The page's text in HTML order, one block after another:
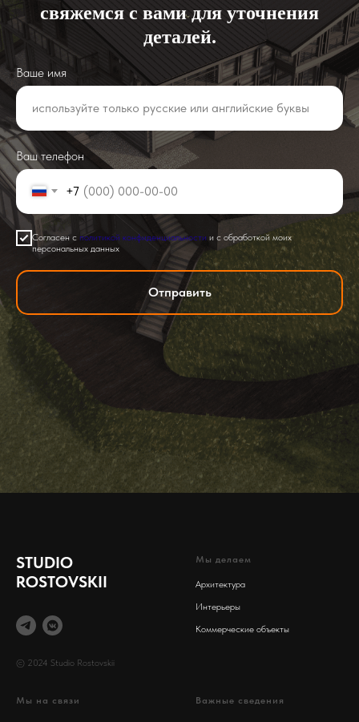
свяжемся с вами для уточнения
деталей.
Ваше имя
Ваш телефон
+7
Согласен с политикой конфиденциальности и с обработкой моих
персональных данных
Отправить
STUDIO
ROSTOVSKII
© 2024 Studio Rostovskii
Мы делаем
Архитектура
Интерьеры
Коммерческие объекты
Мы на связи Важные сведения